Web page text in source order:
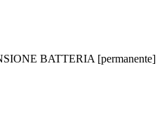
BATTERIA [permanente]